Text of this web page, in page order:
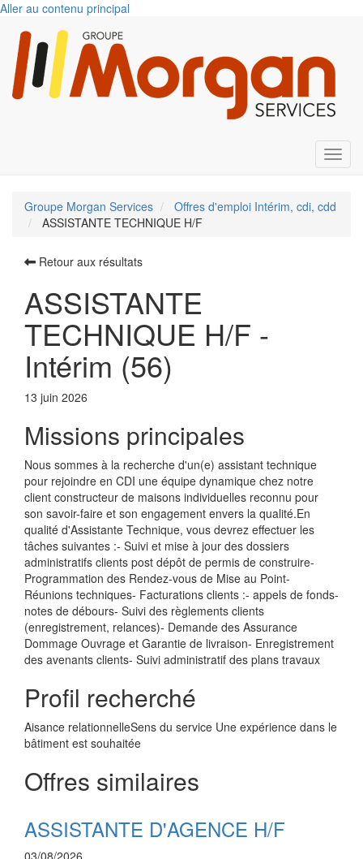
Aller au contenu principal
Groupe Morgan Services
Offres d'emploi Intérim, cdi, cdd
ASSISTANTE TECHNIQUE H/F
Retour aux résultats
ASSISTANTE
TECHNIQUE H/F -
Intérim (56)
13 juin 2026
Missions principales
Nous sommes à la recherche d'un(e) assistant technique
pour rejoindre en CDI une équipe dynamique chez notre
client constructeur de maisons individuelles reconnu pour
son savoir-faire et son engagement envers la qualité.En
qualité d'Assistante Technique, vous devrez effectuer les
tâches suivantes :- Suivi et mise à jour des dossiers
administratifs clients post dépôt de permis de construire-
Programmation des Rendez-vous de Mise au Point-
Réunions techniques- Facturations clients :- appels de fonds-
notes de débours- Suivi des règlements clients
(enregistrement, relances)- Demande des Assurance
Dommage Ouvrage et Garantie de livraison- Enregistrement
des avenants clients- Suivi administratif des plans travaux
Profil recherché
Aisance relationnelleSens du service Une expérience dans le
bâtiment est souhaitée
Offres similaires
ASSISTANTE D'AGENCE H/F
03/08/2026